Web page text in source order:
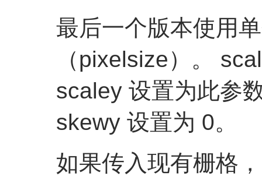
最后一个版本使用
（pixelsize）。
scaley 设置为此参
skewy 设置为 0。
如果传入现有栅格